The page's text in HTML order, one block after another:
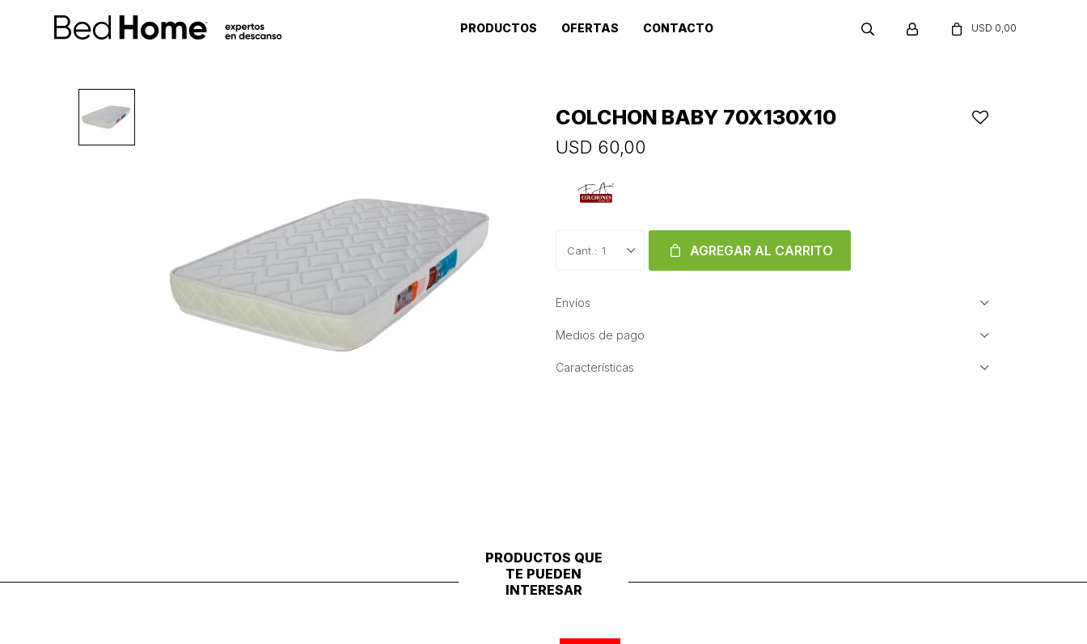
PRODUCTOS OFERTAS CONTACTO USD 0,00
COLCHON BABY 70X130X10
USD 60,00
1 AGREGAR AL CARRITO
Envíos
Medios de pago
Características
PRODUCTOS QUE
TE PUEDEN
INTERESAR